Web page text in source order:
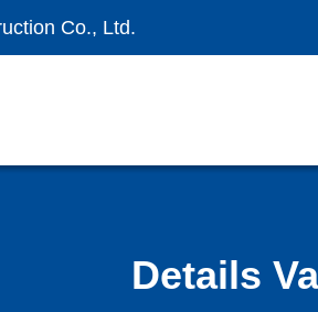
Co., Ltd.
Details